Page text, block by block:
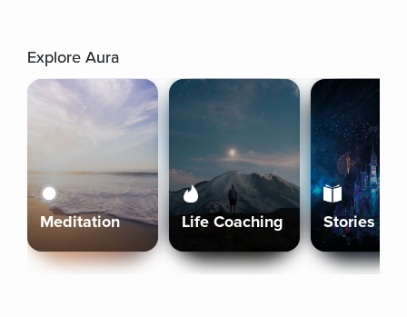
Explore Aura
Meditation Life Coaching Stories